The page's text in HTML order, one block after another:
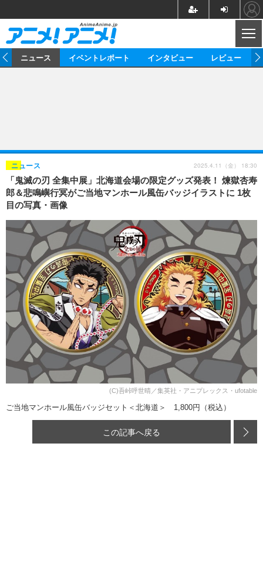
ゲーム グッズ
イベント
海外イベント ビジネス
俳優・タレント アーティスト
ビジネス
アニメ 実写
書評
ゲーム 座談会
動画
アニメ
アニメ！アニメ！TV ABEMA Cafe
連載・コラム
ニュース イベントレポート インタビュー レビュー
「鬼滅の刃 全集中展」北海道会場の限定グッズ発表！ 煉獄杏寿
郎＆悲鳴嶼行冥がご当地マンホール風缶バッジイラストに 1枚
目の写真・画像
ニュース 2025.4.11（金） 18:30
(C)吾峠呼世晴／集英社・アニプレックス・ufotable
ご当地マンホール風缶バッジセット＜北海道＞ 1,800円（税込）
この記事へ戻る